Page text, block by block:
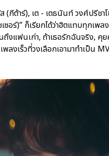
ต้าร์), เต - เตธนันท์ วงศ์ปรีชา
อร์)” ก็เรียกได้ว่าฮิตแทบทุกเพ
งแฟนเก่า, ถ้าเธอรักฉันจริง, คุ
ลงเร็วที่วงเลือกเอามาทำเป็น